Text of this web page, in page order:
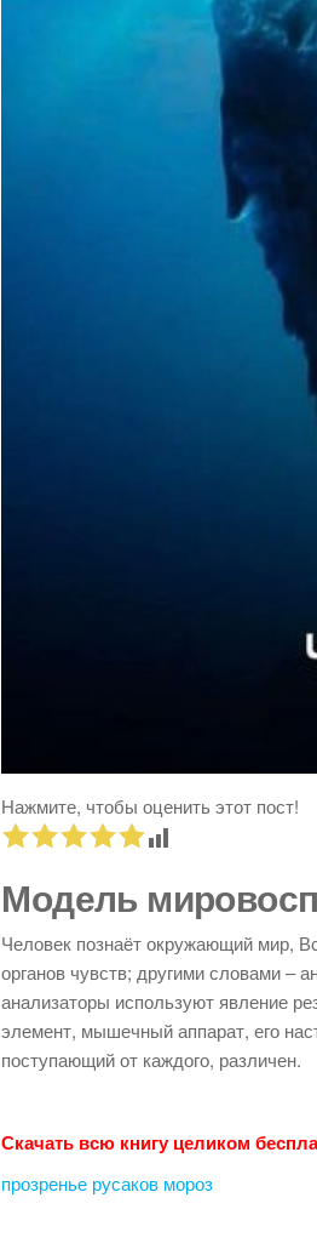
Нажмите, чтобы оценить этот пост!
Модель
Человек познаёт окружающий мир,
органов чувств; другими словами –
анализаторы используют явление
элемент, мышечный аппарат, его
поступающий от каждого, различен.
Скачать всю книгу целиком
прозренье русаков мороз